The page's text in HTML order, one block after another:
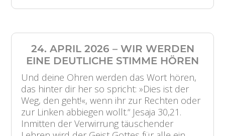
24. APRIL 2026 – WIR WERDEN
EINE DEUTLICHE STIMME HÖREN
Und deine Ohren werden das Wort hören,
das hinter dir her so spricht: »Dies ist der
Weg, den geht!«, wenn ihr zur Rechten oder
zur Linken abbiegen wollt.“ Jesaja 30,21.
Inmitten der Verwirrung täuschender